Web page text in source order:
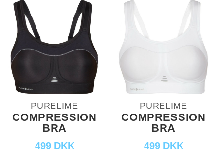
PURELIME
COMPRESSION
BRA
499 DKK
PURELIME
COMPRESSION
BRA
499 DKK